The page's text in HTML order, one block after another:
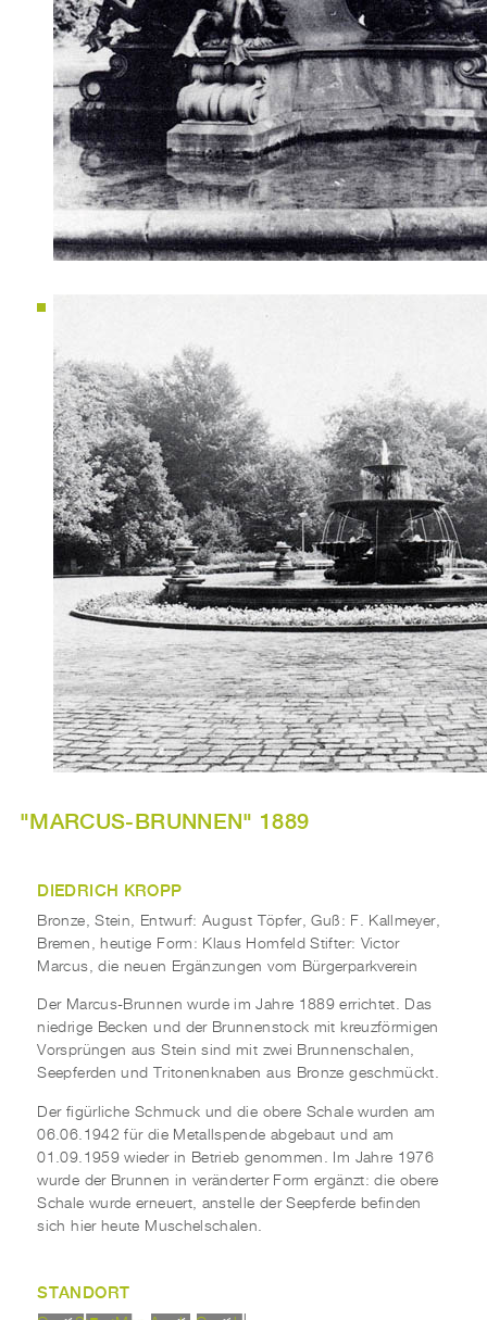
"MARCUS-BRUNNEN" 1889
DIEDRICH KROPP
Bronze, Stein, Entwurf: August Töpfer, Guß: F. Kallmeyer,
Bremen, heutige Form: Klaus Homfeld Stifter: Victor
Marcus, die neuen Ergänzungen vom Bürgerparkverein
Der Marcus-Brunnen wurde im Jahre 1889 errichtet. Das
niedrige Becken und der Brunnenstock mit kreuzförmigen
Vorsprüngen aus Stein sind mit zwei Brunnenschalen,
Seepferden und Tritonenknaben aus Bronze geschmückt.
Der figürliche Schmuck und die obere Schale wurden am
06.06.1942 für die Metallspende abgebaut und am
01.09.1959 wieder in Betrieb genommen. Im Jahre 1976
wurde der Brunnen in veränderter Form ergänzt: die obere
Schale wurde erneuert, anstelle der Seepferde befinden
sich hier heute Muschelschalen.
STANDORT